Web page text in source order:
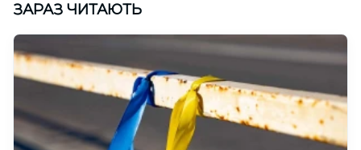
ЗАРАЗ ЧИТАЮТЬ